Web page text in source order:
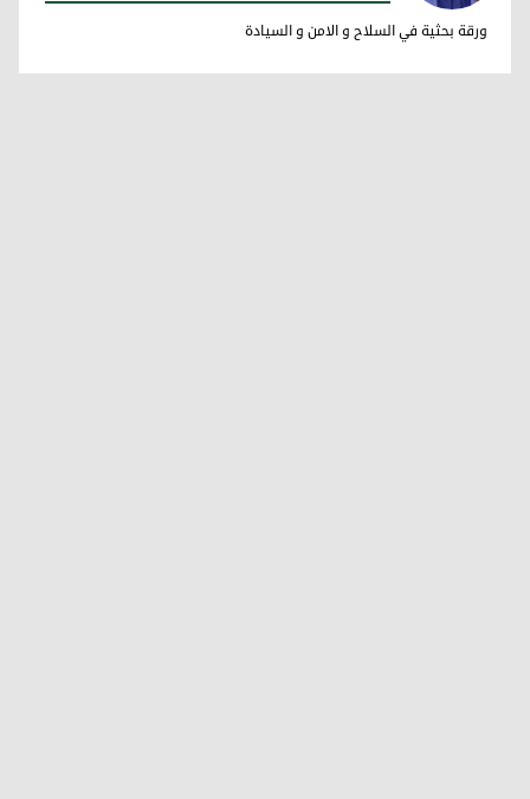
فاضل ميراني
ورقة بحثية في السلاح و الامن و السيادة